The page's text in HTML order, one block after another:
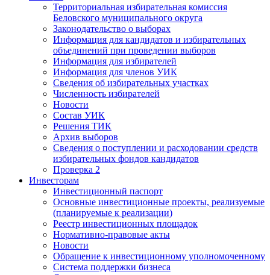
Территориальная избирательная комиссия
Беловского муниципального округа
Законодательство о выборах
Информация для кандидатов и избирательных
объединений при проведении выборов
Информация для избирателей
Информация для членов УИК
Сведения об избирательных участках
Численность избирателей
Новости
Состав УИК
Решения ТИК
Архив выборов
Сведения о поступлении и расходовании средств
избирательных фондов кандидатов
Проверка 2
Инвесторам
Инвестиционный паспорт
Основные инвестиционные проекты, реализуемые
(планируемые к реализации)
Реестр инвестиционных площадок
Нормативно-правовые акты
Новости
Обращение к инвестиционному уполномоченному
Система поддержки бизнеса